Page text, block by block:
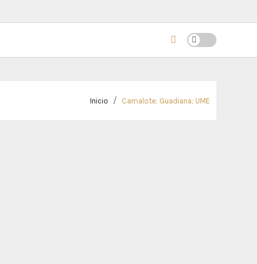
Inicio Camalote; Guadiana; UME